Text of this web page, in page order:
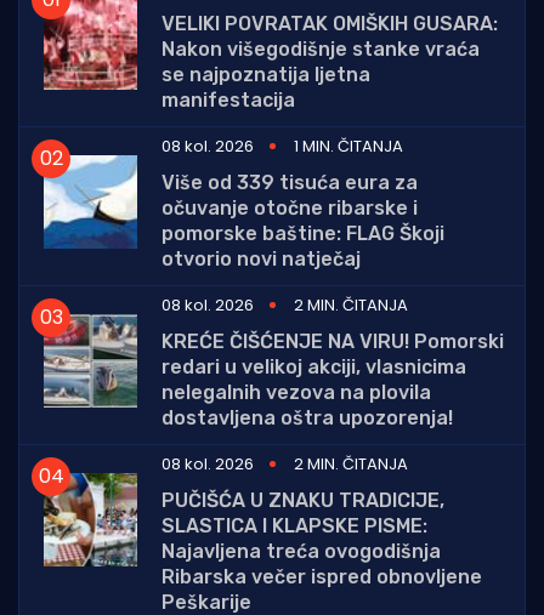
VELIKI POVRATAK OMIŠKIH GUSARA:
Nakon višegodišnje stanke vraća
se najpoznatija ljetna
manifestacija
08 kol. 2026
1 MIN. ČITANJA
Više od 339 tisuća eura za
očuvanje otočne ribarske i
pomorske baštine: FLAG Škoji
otvorio novi natječaj
08 kol. 2026
2 MIN. ČITANJA
KREĆE ČIŠĆENJE NA VIRU! Pomorski
redari u velikoj akciji, vlasnicima
nelegalnih vezova na plovila
dostavljena oštra upozorenja!
08 kol. 2026
2 MIN. ČITANJA
PUČIŠĆA U ZNAKU TRADICIJE,
SLASTICA I KLAPSKE PISME:
Najavljena treća ovogodišnja
Ribarska večer ispred obnovljene
Peškarije